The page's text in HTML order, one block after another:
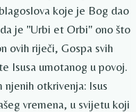
koje je Bog dao
je "Urbi et Orbi" ono što
ovih riječi, Gospa svih
Isusa umotanog u povoj.
otkrivenja: Isus
vremena, u svijetu koji